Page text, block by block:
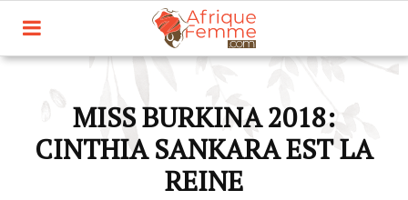
MISS BURKINA 2018:
CINTHIA SANKARA EST LA
REINE